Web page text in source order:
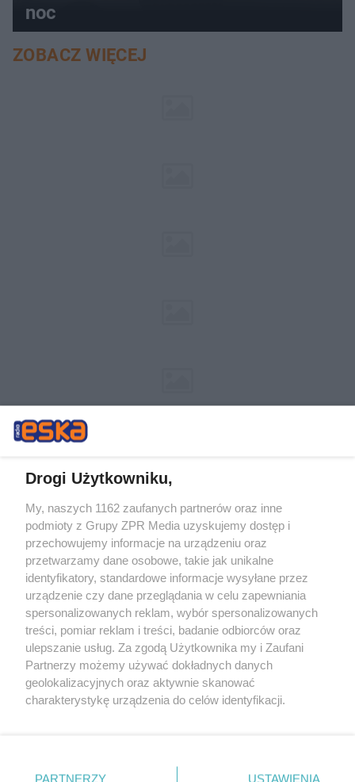
noc
ZOBACZ WIĘCEJ
Żaden utwór zamieszczony w serwisie nie może być powielany i
rozpowszechniany lub dalej rozpowszechniany w jakikolwiek sposób (w
tym także elektroniczny lub mechaniczny) na jakimkolwiek polu
eksploatacji w jakiejkolwiek formie, włącznie z umieszczaniem w
Internecie bez pisemnej zgody właściciela praw. Jakiekolwiek użycie lub
wykorzystanie utworów w całości lub w części z naruszeniem prawa,
tzn. bez właściwej zgody, jest zabronione pod groźbą kary i może być
ścigane prawnie.
Drogi Użytkowniku,
My, naszych 1162 zaufanych partnerów oraz inne
podmioty z Grupy ZPR Media uzyskujemy dostęp i
przechowujemy informacje na urządzeniu oraz
przetwarzamy dane osobowe, takie jak unikalne
identyfikatory, standardowe informacje wysyłane przez
urządzenie czy dane przeglądania w celu zapewniania
spersonalizowanych reklam, wybór spersonalizowanych
treści, pomiar reklam i treści, badanie odbiorców oraz
ulepszanie usług. Za zgodą Użytkownika my i Zaufani
Partnerzy możemy używać dokładnych danych
geolokalizacyjnych oraz aktywnie skanować
charakterystykę urządzenia do celów identyfikacji.
zmienić/wycofać klikając przycisk ustawień prywatności
PARTNERZY USTAWIENIA